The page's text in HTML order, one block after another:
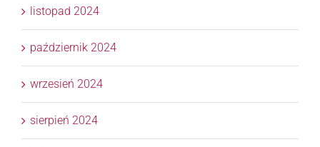
listopad 2024
październik 2024
wrzesień 2024
sierpień 2024